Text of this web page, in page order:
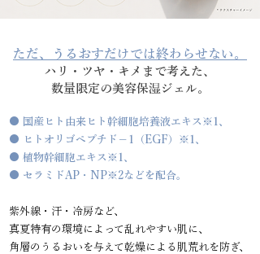
ただ、うるおすだけでは終わらせない。
ハリ・ツヤ・キメまで考えた、
数量限定の美容保湿ジェル。
● 国産ヒト由来ヒト幹細胞培養液エキス※1、
● ヒトオリゴペプチド－1（EGF）※1、
● 植物幹細胞エキス※1、
● セラミドAP・NP※2などを配合。
紫外線・汗・冷房など、
真夏特有の環境によって乱れやすい肌に、
角層のうるおいを与えて乾燥による肌荒れを防ぎ、